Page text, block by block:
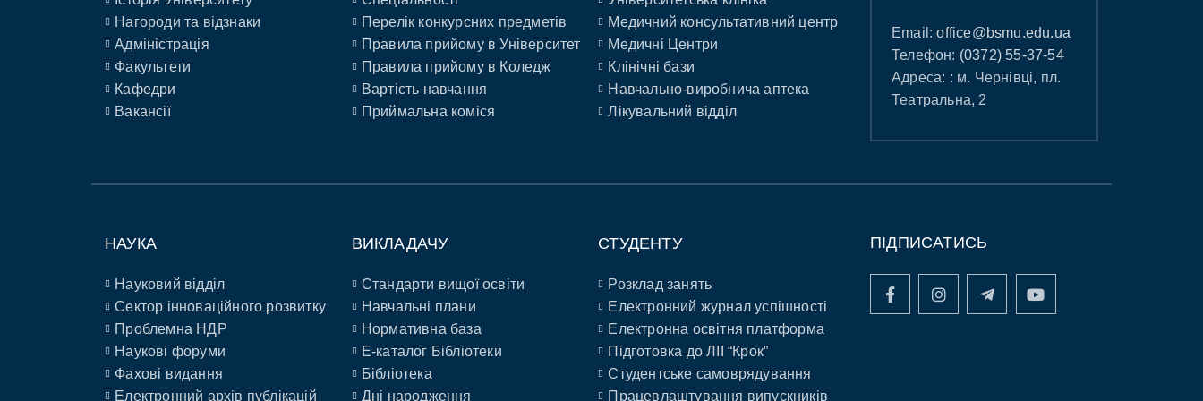
Нагороди та відзнаки
Адміністрація
Факультети
Кафедри
Вакансії
Перелік конкурсних предметів
Правила прийому в Університет
Правила прийому в Коледж
Вартість навчання
Приймальна коміся
Медичний консультативний центр
Медичні Центри
Клінічні бази
Навчально-виробнича аптека
Лікувальний відділ
Email:office@bsmu.edu.ua
Телефон: (0372) 55-37-54
Адреса: : м. Чернівці, пл.
Театральна, 2
НАУКА
Науковий відділ
Сектор інноваційного розвитку
Проблемна НДР
Наукові форуми
Фахові видання
Електронний архів публікацій
ВИКЛАДАЧУ
Стандарти вищої освіти
Навчальні плани
Нормативна база
E-каталог Бібліотеки
Бібліотека
Дні народження
СТУДЕНТУ
Розклад занять
Електронний журнал успішності
Електронна освітня платформа
Підготовка до ЛІІ “Крок”
Студентське самоврядування
Працевлаштування випускників
ПІДПИСАТИСЬ